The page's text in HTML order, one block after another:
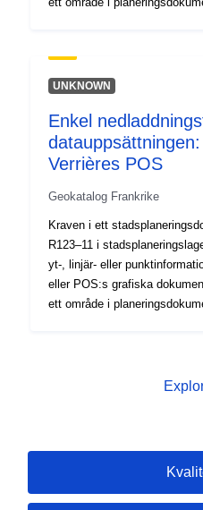
UNKNOWN
Enkel
Verrières POS
Geokatalog Frankrike
Kraven i ett
R123–11 i
yt-, linjär- eller
eller POS:s grafiska
ett område i